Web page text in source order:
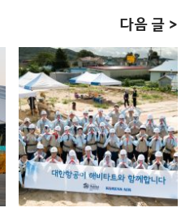
다음 글 >